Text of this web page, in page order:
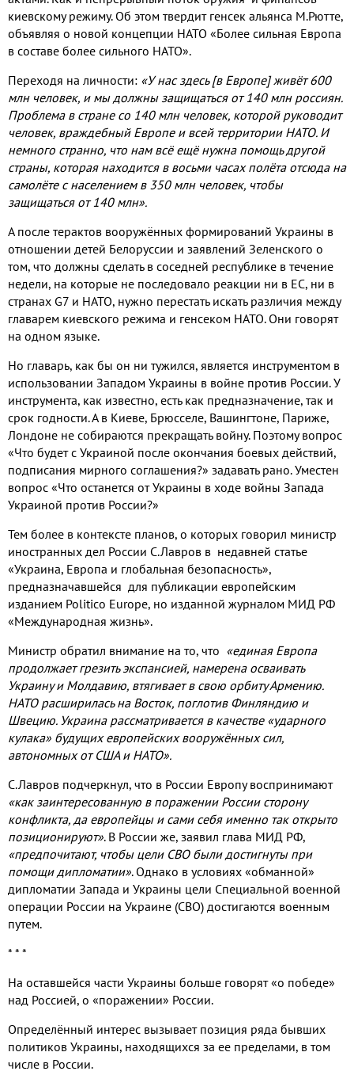
киевскому режиму. Об этом твердит генсек альянса М.Рютте,
объявляя о новой концепции НАТО «Более сильная Европа
в составе более сильного НАТО».
Переходя на личности: «У нас здесь [в Европе] живёт 600
млн человек, и мы должны защищаться от 140 млн россиян.
Проблема в стране со 140 млн человек, которой руководит
человек, враждебный Европе и всей территории НАТО. И
немного странно, что нам всё ещё нужна помощь другой
страны, которая находится в восьми часах полёта отсюда на
самолёте с населением в 350 млн человек, чтобы
защищаться от 140 млн».
А после терактов вооружённых формирований Украины в
отношении детей Белоруссии и заявлений Зеленского о
том, что должны сделать в соседней республике в течение
недели, на которые не последовало реакции ни в ЕС, ни в
странах G7 и НАТО, нужно перестать искать различия между
главарем киевского режима и генсеком НАТО. Они говорят
на одном языке.
Но главарь, как бы он ни тужился, является инструментом в
использовании Западом Украины в войне против России. У
инструмента, как известно, есть как предназначение, так и
срок годности. А в Киеве, Брюсселе, Вашингтоне, Париже,
Лондоне не собираются прекращать войну. Поэтому вопрос
«Что будет с Украиной после окончания боевых действий,
подписания мирного соглашения?» задавать рано. Уместен
вопрос «Что останется от Украины в ходе войны Запада
Украиной против России?»
Тем более в контексте планов, о которых говорил министр
иностранных дел России С.Лавров в недавней статье
«Украина, Европа и глобальная безопасность»,
предназначавшейся для публикации европейским
изданием Politico Europe, но изданной журналом МИД РФ
«Международная жизнь».
Министр обратил внимание на то, что «единая Европа
продолжает грезить экспансией, намерена осваивать
Украину и Молдавию, втягивает в свою орбиту Армению.
НАТО расширилась на Восток, поглотив Финляндию и
Швецию. Украина рассматривается в качестве «ударного
кулака» будущих европейских вооружённых сил,
автономных от США и НАТО».
С.Лавров подчеркнул, что в России Европу воспринимают
«как заинтересованную в поражении России сторону
конфликта, да европейцы и сами себя именно так открыто
позиционируют». В России же, заявил глава МИД РФ,
«предпочитают, чтобы цели СВО были достигнуты при
помощи дипломатии». Однако в условиях «обманной»
дипломатии Запада и Украины цели Специальной военной
операции России на Украине (СВО) достигаются военным
путем.
* * *
На оставшейся части Украины больше говорят «о победе»
над Россией, о «поражении» России.
Определённый интерес вызывает позиция ряда бывших
политиков Украины, находящихся за ее пределами, в том
числе в России.